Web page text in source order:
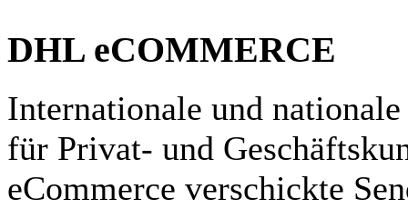
DHL eCOMMERCE
Internationale und
für Privat- und
eCommerce verschickte